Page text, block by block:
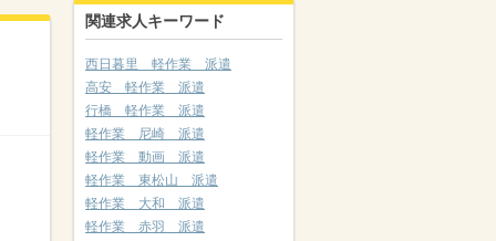
関連求人キーワード
西日暮里 軽作業 派遣
高安 軽作業 派遣
行橋 軽作業 派遣
軽作業 尼崎 派遣
軽作業 動画 派遣
軽作業 東松山 派遣
軽作業 大和 派遣
軽作業 赤羽 派遣